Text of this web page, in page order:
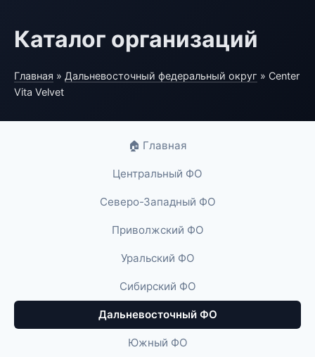
Каталог организаций
Главная » Дальневосточный федеральный округ » Center
Vita Velvet
🏠 Главная
Центральный ФО
Северо-Западный ФО
Приволжский ФО
Уральский ФО
Сибирский ФО
Дальневосточный ФО
Южный ФО